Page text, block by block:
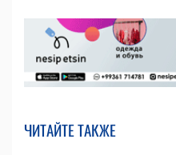
ЧИТАЙТЕ ТАКЖЕ